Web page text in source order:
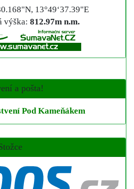
13°49‘37.39"E
výška: 812.97m n.m.
a pošta!